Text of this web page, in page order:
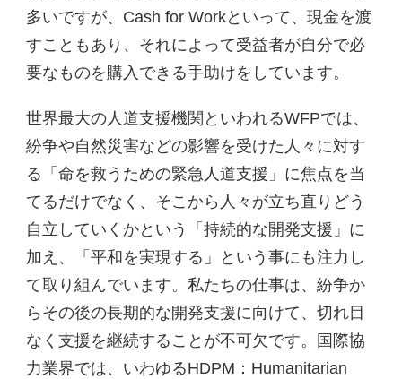
多いですが、Cash for Workといって、現金を渡
すこともあり、それによって受益者が自分で必
要なものを購入できる手助けをしています。
世界最大の人道支援機関といわれるWFPでは、
紛争や自然災害などの影響を受けた人々に対す
る「命を救うための緊急人道支援」に焦点を当
てるだけでなく、そこから人々が立ち直りどう
自立していくかという「持続的な開発支援」に
加え、「平和を実現する」という事にも注力し
て取り組んでいます。私たちの仕事は、紛争か
らその後の長期的な開発支援に向けて、切れ目
なく支援を継続することが不可欠です。国際協
力業界では、いわゆるHDPM：Humanitarian